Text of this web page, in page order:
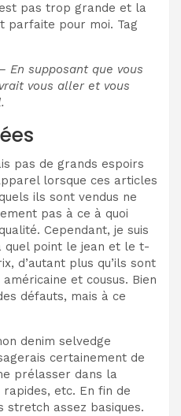
pas trop grande et la
parfaite pour moi. Tag
En supposant que vous
vous aller et vous
pas de grands espoirs
lorsque ces articles
ils sont vendus ne
pas à ce à quoi
Cependant, je suis
quel point le jean et le t-
d’autant plus qu’ils sont
et cousus. Bien
défauts, mais à ce
denim selvedge
certainement de
prélasser dans la
etc. En fin de
stretch assez basiques.